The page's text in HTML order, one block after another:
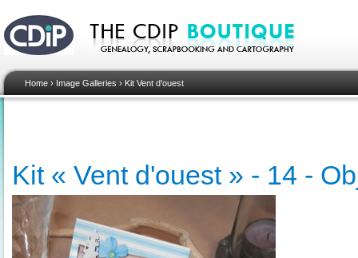
Home › Image Galleries › Kit Vent d'ouest
Kit « Vent d'ouest » - 14 -